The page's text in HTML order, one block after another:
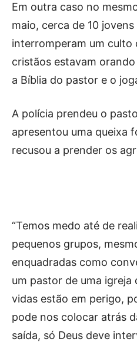
Em outra caso no
maio, cerca de 10
interromperam um culto
cristãos estavam
a Bíblia do pastor e o
A polícia prendeu o
apresentou uma queixa
recusou a prender os
“Temos medo até de
pequenos grupos,
enquadradas como
um pastor de uma igreja
vidas estão em perigo,
pode nos colocar atrás
saída, só Deus deve